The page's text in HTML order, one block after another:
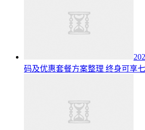
码及优惠套餐方案整理 终身可享